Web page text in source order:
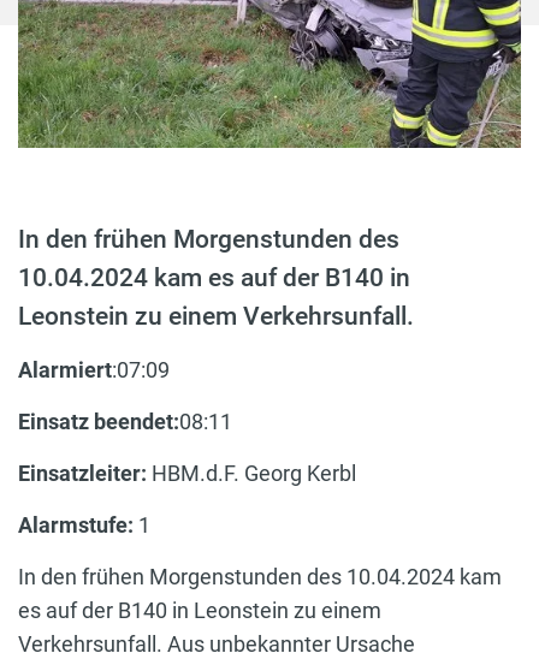
In den frühen Morgenstunden des
10.04.2024 kam es auf der B140 in
Leonstein zu einem Verkehrsunfall.
Alarmiert:07:09
Einsatz beendet:08:11
Einsatzleiter: HBM.d.F. Georg Kerbl
Alarmstufe: 1
In den frühen Morgenstunden des 10.04.2024 kam
es auf der B140 in Leonstein zu einem
Verkehrsunfall. Aus unbekannter Ursache